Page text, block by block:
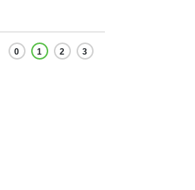
0 1 2 3